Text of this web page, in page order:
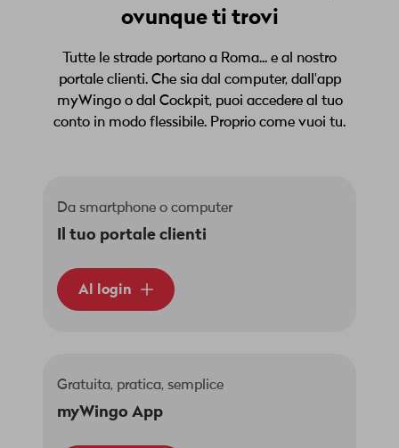
ovunque ti trovi
Tutte le strade portano a Roma... e al nostro
portale clienti. Che sia dal computer, dall'app
myWingo o dal Cockpit, puoi accedere al tuo
conto in modo flessibile. Proprio come vuoi tu.
Da smartphone o computer
Il tuo portale clienti
Al login
Gratuita, pratica, semplice
myWingo App